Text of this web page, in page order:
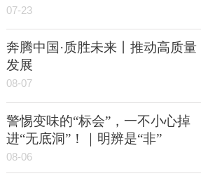
07-23
奔腾中国·质胜未来丨推动高质量
发展
08-07
警惕变味的“标会”，一不小心掉
进“无底洞”！｜明辨是“非”
08-06